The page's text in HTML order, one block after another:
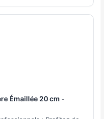
Émaillée 20 cm -